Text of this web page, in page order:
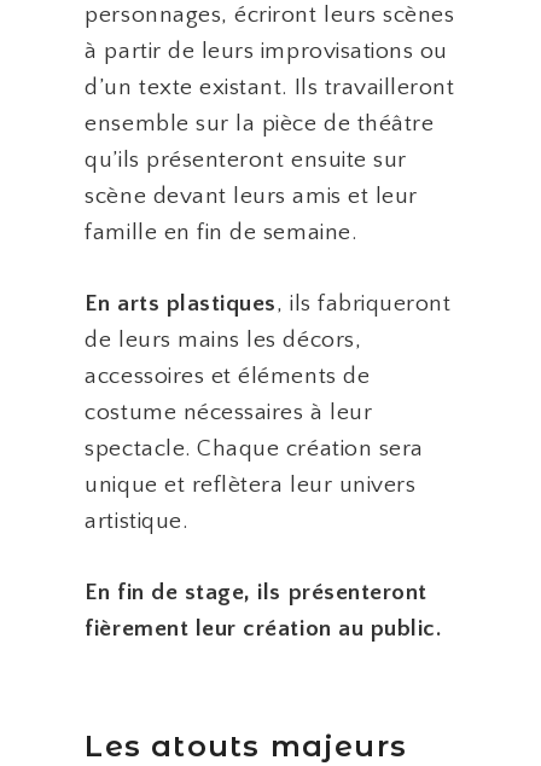
personnages, écriront leurs scènes
à partir de leurs improvisations ou
d’un texte existant. Ils travailleront
ensemble sur la pièce de théâtre
qu’ils présenteront ensuite sur
scène devant leurs amis et leur
famille en fin de semaine.
En arts plastiques, ils fabriqueront
de leurs mains les décors,
accessoires et éléments de
costume nécessaires à leur
spectacle. Chaque création sera
unique et reflètera leur univers
artistique.
En fin de stage, ils présenteront
fièrement leur création au public.
Les atouts majeurs